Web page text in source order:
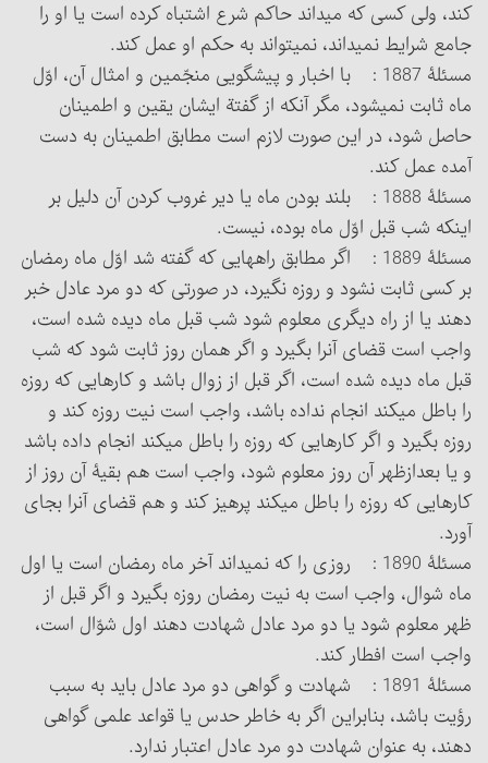
کند، ولی کسی که می‏داند حاکم شرع اشتباه کرده است یا او را
جامع شرایط نمی‏داند، نمی‏تواند به حکم او عمل کند.
مسئلۀ 1887 : با اخبار و پیشگویی منجّمین و امثال آن، اوّل
ماه ثابت نمی‏شود، مگر آنکه از گفتة ایشان یقین و اطمینان
حاصل شود، در این صورت لازم است مطابق اطمینان به دست
آمده عمل کند.
مسئلۀ 1888 : بلند بودن ماه یا دیر غروب کردن آن دلیل بر
اینکه شب قبل اوّل ماه بوده، نیست.
مسئلۀ 1889 : اگر مطابق راههایی که گفته شد اوّل ماه رمضان
بر کسی ثابت نشود و روزه نگیرد، در صورتی که دو مرد عادل خبر
دهند یا از راه دیگری معلوم شود شب قبل ماه دیده شده است،
واجب است قضای آن‎را بگیرد و اگر همان روز ثابت شود که شب
قبل ماه دیده شده است، اگر قبل از زوال باشد و کارهایی که روزه
را باطل می‏کند انجام نداده باشد، واجب است نیت روزه کند و
روزه بگیرد و اگر کارهایی که روزه را باطل می‏کند انجام داده باشد
و یا بعدازظهر آن روز معلوم شود، واجب است هم بقیۀ آن روز از
کارهایی که روزه را باطل می‏کند پرهیز کند و هم قضای آن‎را بجای
آورد.
مسئلۀ 1890 : روزی را که نمی‏داند آخر ماه رمضان است یا اول
ماه شوال، واجب است به نیت رمضان روزه بگیرد و اگر قبل از
ظهر معلوم شود یا دو مرد عادل شهادت دهند اول شوّال است،
واجب است افطار کند.
مسئلۀ 1891 : شهادت و گواهی دو مرد عادل باید به سبب
رؤیت باشد، بنابراین اگر به خاطر حدس یا قواعد علمی گواهی
دهند، به عنوان شهادت دو مرد عادل اعتبار ندارد.